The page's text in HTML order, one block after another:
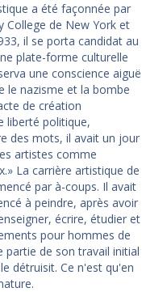
a été façonnée par
College de New York et
il se porta candidat au
plate-forme culturelle
une conscience aiguë
le nazisme et la bombe
de création
liberté politique,
des mots, il avait un jour
artistes comme
La carrière artistique de
par à-coups. Il avait
à peindre, après avoir
écrire, étudier et
pour hommes de
partie de son travail initial
détruisit. Ce n'est qu'en